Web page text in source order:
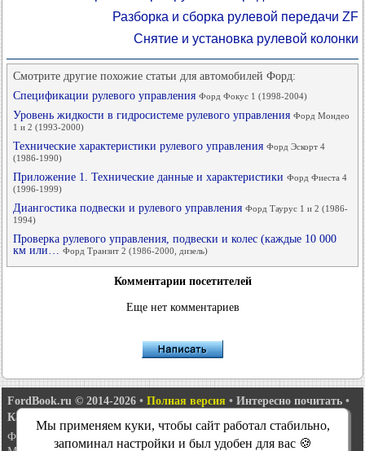
Разборка и сборка рулевой передачи ZF
Снятие и установка рулевой колонки
Смотрите другие похожие статьи для автомобилей Форд:
Спецификации рулевого управления Форд Фокус 1 (1998-2004)
Уровень жидкости в гидросистеме рулевого управления Форд Мондео
1 и 2 (1993-2000)
Технические характеристики рулевого управления Форд Эскорт 4
(1986-1990)
Приложение 1. Технические данные и характеристики Форд Фиеста 4
(1996-1999)
Диангостика подвески и рулевого управления Форд Таурус 1 и 2 (1986-
1994)
Проверка рулевого управления, подвески и колес (каждые 10 000
км или… Форд Транзит 2 (1986-2000, дизель)
Комментарии посетителей
Еще нет комментариев
FordBook.ru © 2014-2026 • Полная версия • Интересно почитать •
Карта сайта
Фокус 1
Фокус 2 • Мондео 1 Мондео 1 и 2
Мы применяем куки, чтобы сайт работал стабильно,
запоминал настройки и был удобен для вас 🍪